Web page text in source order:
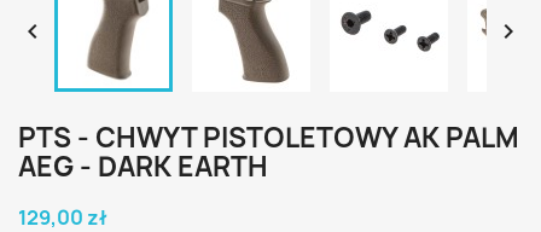
 
PTS - CHWYT PISTOLETOWY AK PALM
AEG - DARK EARTH
129,00 zł